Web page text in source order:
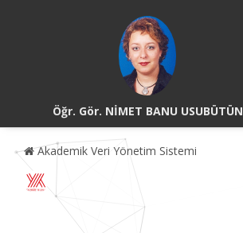
Öğr. Gör. NİMET BANU USUBÜTÜN
Akademik Veri Yönetim Sistemi